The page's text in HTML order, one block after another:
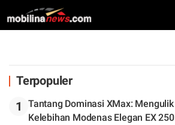
Klasemen
Terpopuler
1
Tantang Dominasi XMax: Mengulik
Kelebihan Modenas Elegan EX 250